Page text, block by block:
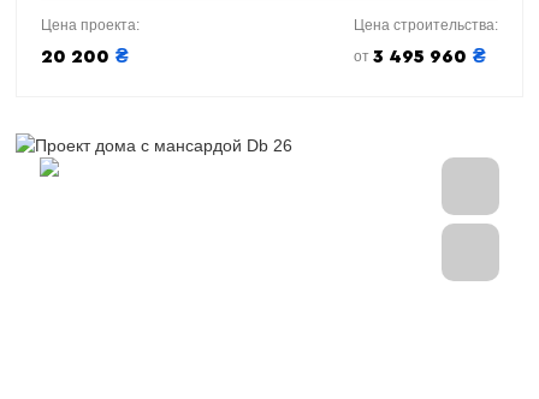
Цена проекта:
20 200 ₴
Цена строительства:
от 3 495 960 ₴